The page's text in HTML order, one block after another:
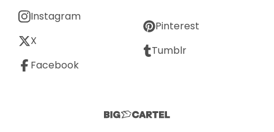
Instagram
X
Facebook
Pinterest
Tumblr